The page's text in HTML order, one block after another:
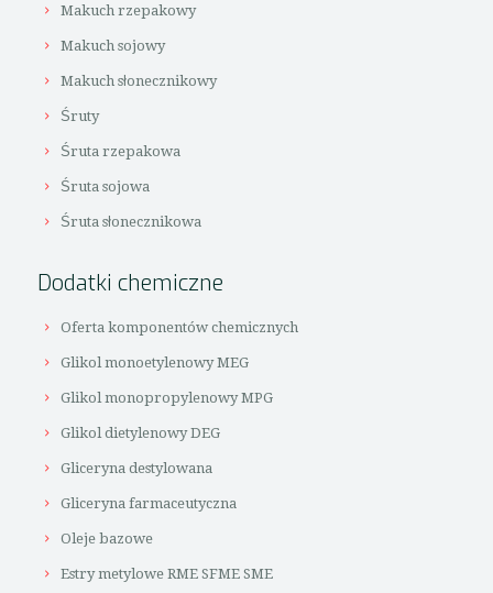
Makuch rzepakowy
Makuch sojowy
Makuch słonecznikowy
Śruty
Śruta rzepakowa
Śruta sojowa
Śruta słonecznikowa
Dodatki chemiczne
Oferta komponentów chemicznych
Glikol monoetylenowy MEG
Glikol monopropylenowy MPG
Glikol dietylenowy DEG
Gliceryna destylowana
Gliceryna farmaceutyczna
Oleje bazowe
Estry metylowe RME SFME SME